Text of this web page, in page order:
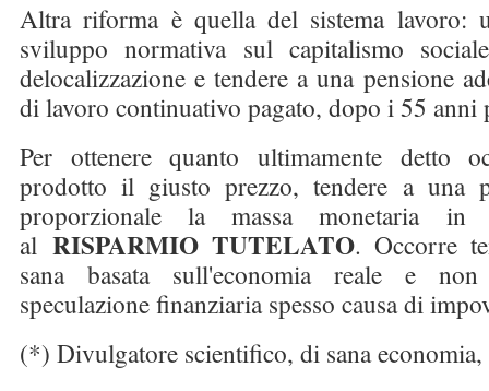
Altra riforma è quella del sistema lavoro:
sviluppo normativa sul capitalismo
delocalizzazione e tendere a una pensione
di lavoro continuativo pagato, dopo i 55 anni
Per ottenere quanto ultimamente detto
prodotto il giusto prezzo, tendere a una
proporzionale la massa monetaria
al RISPARMIO TUTELATO. Occorre
sana basata sull'economia reale e
speculazione finanziaria spesso causa di
(*) Divulgatore scientifico, di sana economia,